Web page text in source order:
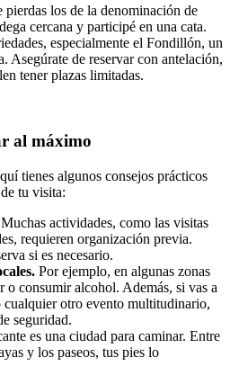
pierdas los de la denominación de
cercana y participé en una cata.
especialmente el Fondillón, un
Asegúrate de reservar con antelación,
tener plazas limitadas.
al máximo
tienes algunos consejos prácticos
tu visita:
Muchas actividades, como las visitas
requieren organización previa.
si es necesario.
Por ejemplo, en algunas zonas
o consumir alcohol. Además, si vas a
cualquier otro evento multitudinario,
seguridad.
es una ciudad para caminar. Entre
y los paseos, tus pies lo